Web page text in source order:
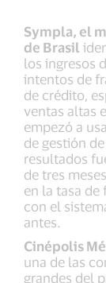
Sympla, el
de Brasil
los ingresos
intentos de
de crédito,
ventas altas
empezó a
de gestión
resultados
de tres
en la tasa de
con el
antes.
Cinépolis
una de las
grandes del